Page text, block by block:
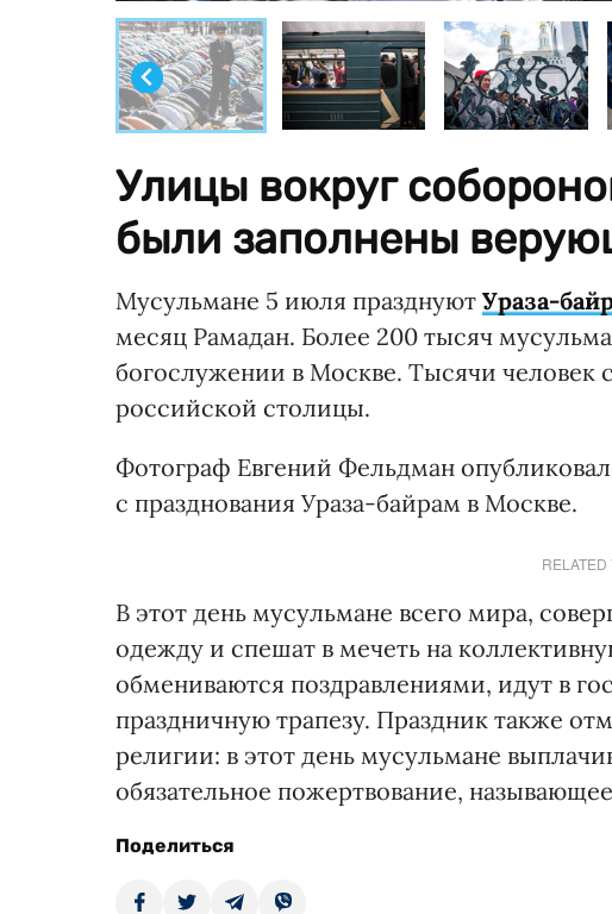
Улицы вокруг
были заполнены
Мусульмане 5 июля празднуют Ураза-
месяц Рамадан. Более 200 тысяч
богослужении в Москве. Тысячи человек
российской столицы.
Фотограф Евгений Фельдман
с празднования Ураза-байрам в Москве.
RELATED
В этот день мусульмане всего мира,
одежду и спешат в мечеть на
обмениваются поздравлениями, идут в
праздничную трапезу. Праздник также
религии: в этот день мусульмане
обязательное пожертвование,
Поделиться